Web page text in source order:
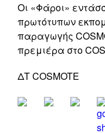
Οι «Φάροι»
πρωτότυπων
παραγωγής
πρεμιέρα στο
ΔΤ COSMOTE